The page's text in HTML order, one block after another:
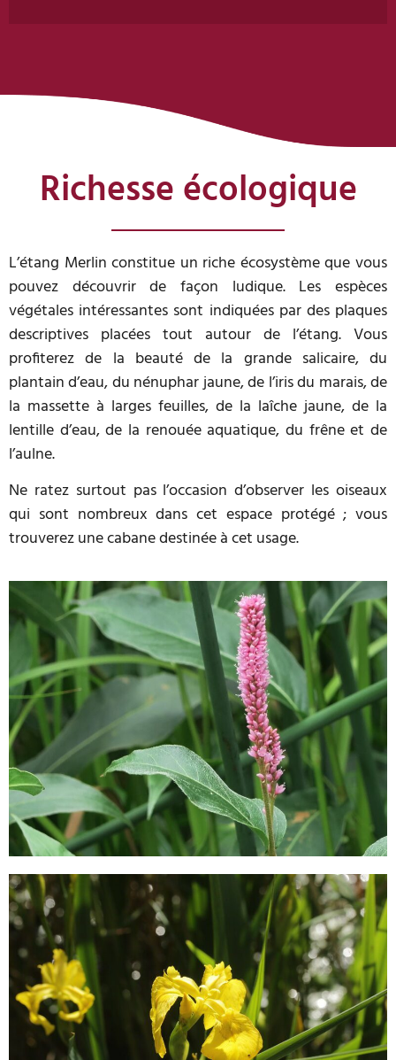
Richesse écologique
L’étang Merlin constitue un riche écosystème que vous
pouvez découvrir de façon ludique. Les espèces
végétales intéressantes sont indiquées par des plaques
descriptives placées tout autour de l’étang. Vous
profiterez de la beauté de la grande salicaire, du
plantain d’eau, du nénuphar jaune, de l’iris du marais, de
la massette à larges feuilles, de la laîche jaune, de la
lentille d’eau, de la renouée aquatique, du frêne et de
l’aulne.
Ne ratez surtout pas l’occasion d’observer les oiseaux
qui sont nombreux dans cet espace protégé ; vous
trouverez une cabane destinée à cet usage.